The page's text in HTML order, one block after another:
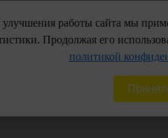
улучшения работы сайта мы
Продолжая его
политикой